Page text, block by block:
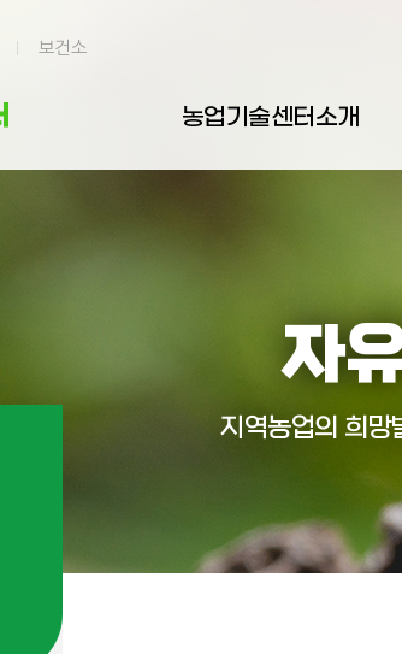
보건소
농업기술센터소개
자
지역농업의 희망